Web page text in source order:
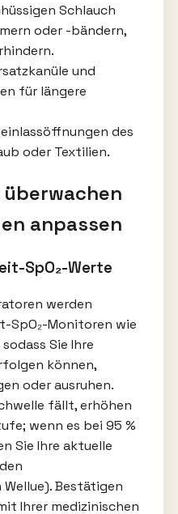
Schlauch
oder -bändern,
und
für längere
des
oder Textilien.
anpassen
SpO₂-Werte
werden
SpO₂-Monitoren wie
Sie Ihre
können,
oder ausruhen.
fällt, erhöhen
wenn es bei 95 %
Sie Ihre aktuelle
Bestätigen
Ihrer medizinischen